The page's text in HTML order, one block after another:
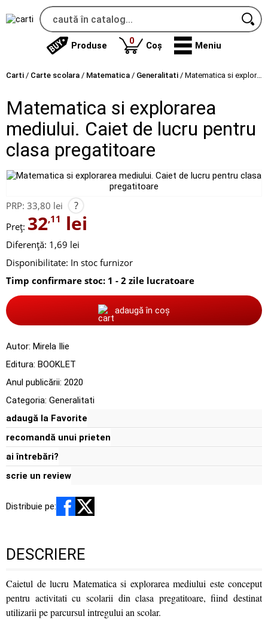
Produse 0produse
Coș Meniu
Carti / Carte scolara / Matematica / Generalitati / Matematica si explorarea mediului. Caiet de lucru pentru clasa pregatitoare
Matematica si explorarea
mediului. Caiet de lucru pentru
clasa pregatitoare
PRP: 33,80 lei ?
Preț: 32,11 lei
Diferență: 1,69 lei
Disponibilitate: In stoc furnizor
Timp confirmare stoc: 1 - 2 zile lucratoare
adaugă în coș
Autor: Mirela Ilie
Editura: BOOKLET
Anul publicării: 2020
Categoria: Generalitati
adaugă la Favorite
recomandă unui prieten
ai întrebări?
scrie un review
Distribuie pe:
DESCRIERE
Caietul de lucru Matematica si explorarea mediului este conceput
pentru activitati cu scolarii din clasa pregatitoare, fiind destinat
utilizarii pe parcursul intregului an scolar.